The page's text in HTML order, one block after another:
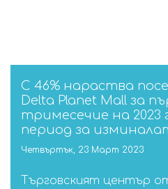
С 46% нараства
Delta Planet Mall за
тримесечие на 2023
период за
Четвъртък, 23 Март 2023
Търговският център